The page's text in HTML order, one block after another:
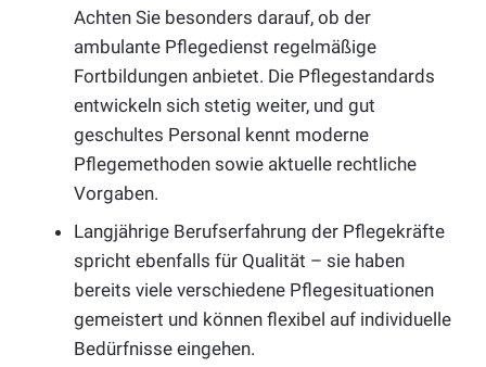
Achten Sie besonders darauf, ob der
ambulante Pflegedienst regelmäßige
Fortbildungen anbietet. Die Pflegestandards
entwickeln sich stetig weiter, und gut
geschultes Personal kennt moderne
Pflegemethoden sowie aktuelle rechtliche
Vorgaben.
Langjährige Berufserfahrung der Pflegekräfte
spricht ebenfalls für Qualität – sie haben
bereits viele verschiedene Pflegesituationen
gemeistert und können flexibel auf individuelle
Bedürfnisse eingehen.